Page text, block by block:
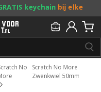
keychain bij elke
! Doe je mee?
01
No
Scratch No More
Zwenkwiel 50mm